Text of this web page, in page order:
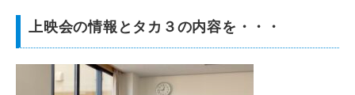
上映会の情報とタカ３の内容を・・・